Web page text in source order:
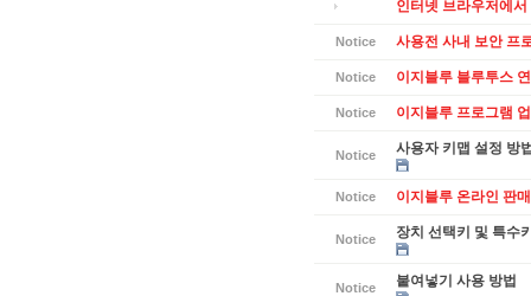
인터넷 브라우저에
Notice 사용전 사내 보안 프
Notice 이지블루 블루투스
Notice 이지블루 프로그램
Notice 사용자 키맵 설정 방
Notice 이지블루 온라인 판
Notice 장치 선택키 및 특수
Notice 붙여넣기 사용 방법